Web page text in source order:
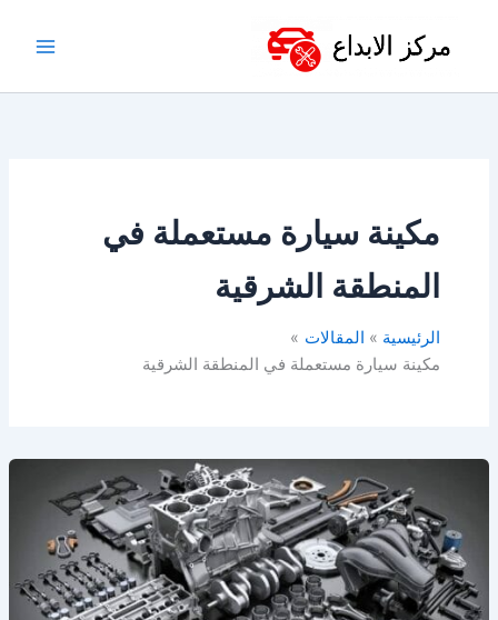
مكينة سيارة مستعملة في
المنطقة الشرقية
الرئيسية
المقالات
مكينة سيارة مستعملة في المنطقة الشرقية
سيارات
للبيع
–
جربكسات
في